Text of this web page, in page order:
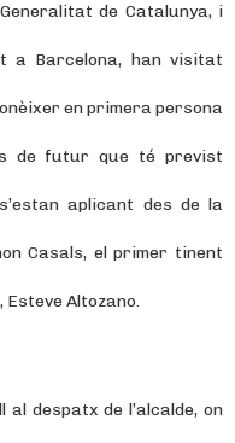
de Catalunya, i
a Barcelona, han visitat
en primera persona
de futur que té previst
aplicant des de la
Casals, el primer tinent
Altozano.
despatx de l’alcalde, on